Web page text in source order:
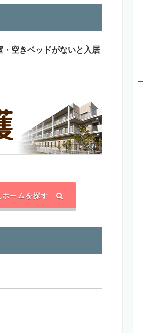
・空きベッドがないと入居
ームを探す